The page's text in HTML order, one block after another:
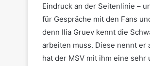
Eindruck an der Seitenlinie –
für Gespräche mit den Fans
denn Ilia Gruev kennt die
arbeiten muss. Diese nennt er
hat der MSV mit ihm eine